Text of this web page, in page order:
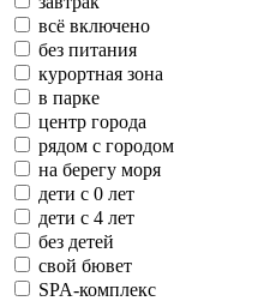
всё включено
без питания
курортная зона
в парке
центр города
рядом с городом
на берегу моря
дети с 0 лет
дети с 4 лет
без детей
свой бювет
SPA-комплекс